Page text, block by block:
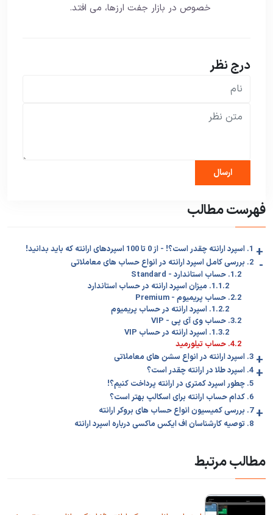
خصوص در بازار جفت ارزها، می افتد.
درج نظر
فهرست مطالب
1. اسپرد ارانته چقدر است؟! - از 0 تا 100 اسپردهای ارانته که باید بدانید! +
2. بررسی کامل اسپرد ارانته در انواع حساب های معاملاتی -
1.2. حساب استاندارد - Standard
1.1.2. میزان اسپرد ارانته در حساب استاندارد
2.2. حساب پریمیوم - Premium
1.2.2. اسپرد ارانته در حساب پریمیوم
3.2. حساب وی آی پی - VIP
1.3.2. اسپرد ارانته در حساب VIP
4.2. حساب تیلورمید
3. اسپرد ارانته در انواع سشن های معاملاتی +
4. اسپرد طلا در ارانته چقدر است؟ +
5. چطور اسپرد کمتری در ارانته پرداخت کنیم؟!
6. کدام حساب ارانته برای اسکالپ بهتر است؟
7. بررسی کمیسیون انواع حساب های بروکر ارانته +
8. توصیه کارشناسان اف ایکس ماکسی درباره اسپرد ارانته
مطالب مرتبط